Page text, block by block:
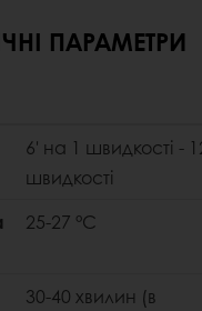
ПАРАМЕТРИ
6' на 1 швидкості -
швидкості
25-27 °C
30-40 хвилин (в